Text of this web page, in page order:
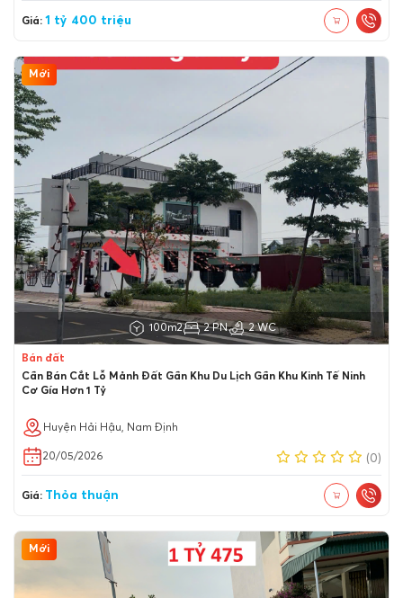
Giá: 1 tỷ 400 triệu
Mới
100m2 2 PN 2 WC
Bán đất
Cần Bán Cắt Lỗ Mảnh Đất Gần Khu Du Lịch Gần Khu Kinh Tế Ninh
Cơ Gía Hơn 1 Tỷ
Huyện Hải Hậu, Nam Định
20/05/2026 (0)
Giá: Thỏa thuận
Mới